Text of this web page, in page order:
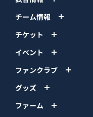
チーム情報
チケット
イベント
ファンクラブ
グッズ
ファーム